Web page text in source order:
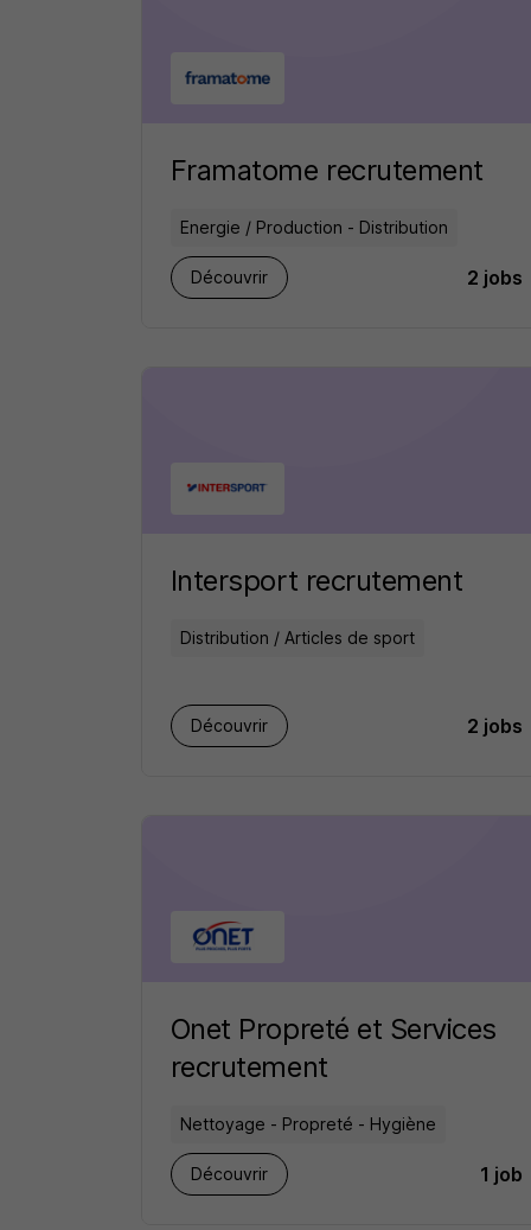
Framatome recrutement
Energie / Production - Distribution
Découvrir 2 jobs
Intersport recrutement
Distribution / Articles de sport
Découvrir 2 jobs
Onet Propreté et Services
recrutement
Nettoyage - Propreté - Hygiène
Découvrir 1 job